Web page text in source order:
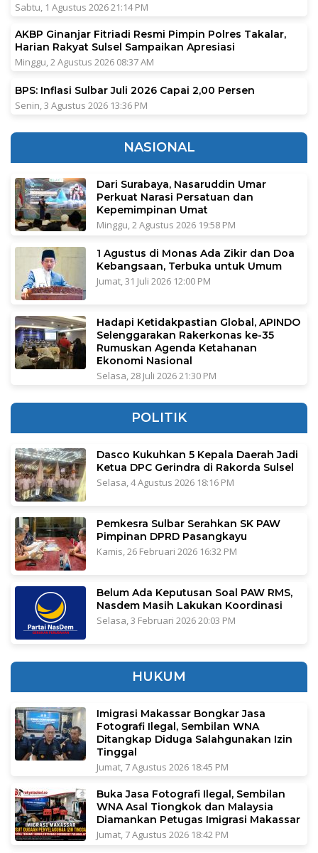
Sabtu, 1 Agustus 2026 21:14 PM
AKBP Ginanjar Fitriadi Resmi Pimpin Polres Takalar,
Harian Rakyat Sulsel Sampaikan Apresiasi
Minggu, 2 Agustus 2026 08:37 AM
BPS: Inflasi Sulbar Juli 2026 Capai 2,00 Persen
Senin, 3 Agustus 2026 13:36 PM
NASIONAL
Dari Surabaya, Nasaruddin Umar
Perkuat Narasi Persatuan dan
Kepemimpinan Umat
Minggu, 2 Agustus 2026 19:58 PM
1 Agustus di Monas Ada Zikir dan Doa
Kebangsaan, Terbuka untuk Umum
Jumat, 31 Juli 2026 12:00 PM
Hadapi Ketidakpastian Global, APINDO
Selenggarakan Rakerkonas ke-35
Rumuskan Agenda Ketahanan
Ekonomi Nasional
Selasa, 28 Juli 2026 21:30 PM
POLITIK
Dasco Kukuhkan 5 Kepala Daerah Jadi
Ketua DPC Gerindra di Rakorda Sulsel
Selasa, 4 Agustus 2026 18:16 PM
Pemkesra Sulbar Serahkan SK PAW
Pimpinan DPRD Pasangkayu
Kamis, 26 Februari 2026 16:32 PM
Belum Ada Keputusan Soal PAW RMS,
Nasdem Masih Lakukan Koordinasi
Selasa, 3 Februari 2026 20:03 PM
HUKUM
Imigrasi Makassar Bongkar Jasa
Fotografi Ilegal, Sembilan WNA
Ditangkap Diduga Salahgunakan Izin
Tinggal
Jumat, 7 Agustus 2026 18:45 PM
Buka Jasa Fotografi Ilegal, Sembilan
WNA Asal Tiongkok dan Malaysia
Diamankan Petugas Imigrasi Makassar
Jumat, 7 Agustus 2026 18:42 PM